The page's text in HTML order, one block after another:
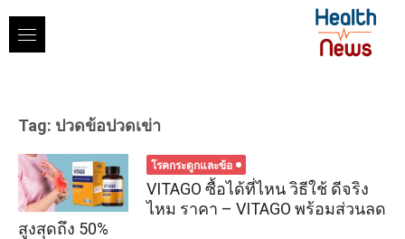
content
Tag: ปวดข้อปวดเข่า
โรคกระดูกและข้อ
VITAGO ซื้อได้ที่ไหน วิธีใช้ ดีจริง
ไหม ราคา – VITAGO พร้อมส่วนลด
สูงสุดถึง 50%